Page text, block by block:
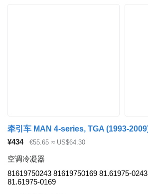
¥434 €55.65 ≈ US$64.30
空调冷凝器
81619750243 81619750169 81.61975-0243
81.61975-0169